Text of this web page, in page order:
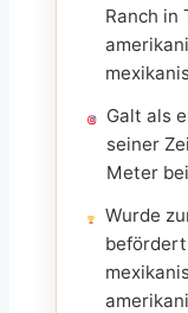
Ranch in
Galt als
seiner
Meter
Wurde